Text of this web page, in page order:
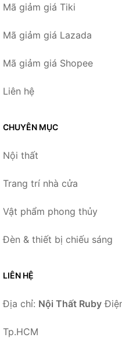
Mã giảm giá Tiki
Mã giảm giá Lazada
Mã giảm giá Shopee
Liên hệ
CHUYÊN MỤC
Nội thất
Trang trí nhà cửa
Vật phẩm phong thủy
Đèn & thiết bị chiếu sáng
LIÊN HỆ
Địa chỉ: Nội Thất Ruby
Tp.HCM